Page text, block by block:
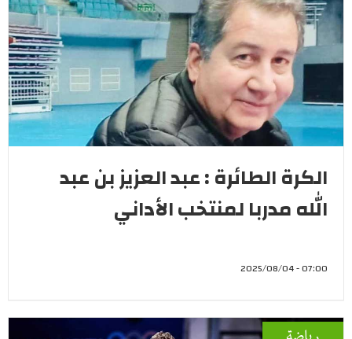
الكرة الطائرة : عبد العزيز بن عبد
الله مدربا لمنتخب الأداني
07:00 - 2025/08/04